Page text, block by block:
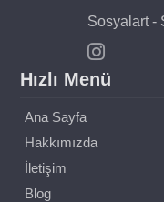
Sosyalart -
Hızlı Menü
Ana Sayfa
Hakkımızda
İletişim
Blog